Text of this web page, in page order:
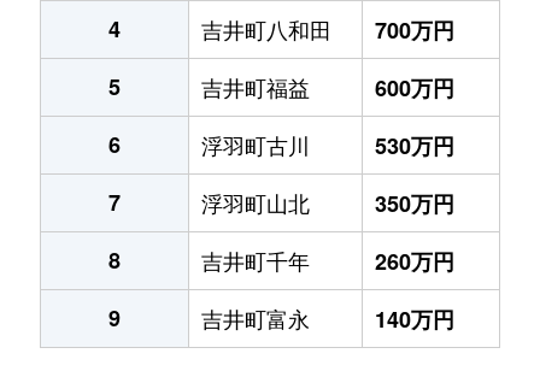
4
吉井町八和田
700万円
5
吉井町福益
600万円
6
浮羽町古川
530万円
7
浮羽町山北
350万円
8
吉井町千年
260万円
9
吉井町富永 140万円